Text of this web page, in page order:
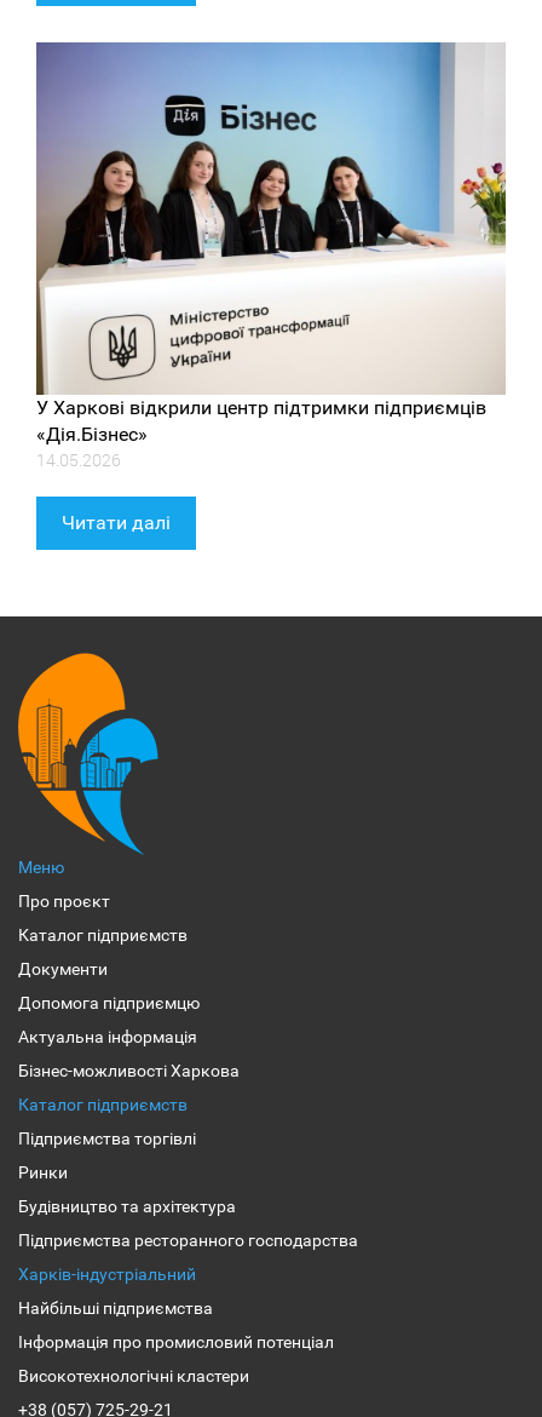
У Харкові відкрили центр підтримки підприємців
«Дія.Бізнес»
14.05.2026
Читати далі
Меню
Про проєкт
Каталог підприємств
Документи
Допомога підприємцю
Актуальна інформація
Бізнес-можливості Харкова
Каталог підприємств
Підприємства торгівлі
Ринки
Будівництво та архітектура
Підприємства ресторанного господарства
Харків-індустріальний
Найбільші підприємства
Інформація про промисловий потенціал
Високотехнологічні кластери
+38 (057) 725-29-21